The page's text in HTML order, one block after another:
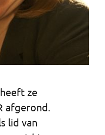
ze
afgerond.
lid van